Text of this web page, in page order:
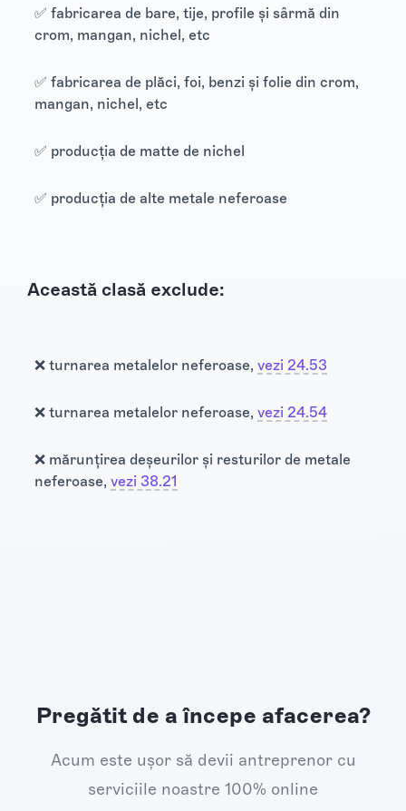
✅ fabricarea de bare, tije, profile și sârmă din
crom, mangan, nichel, etc
✅ fabricarea de plăci, foi, benzi și folie din crom,
mangan, nichel, etc
✅ producția de matte de nichel
✅ producția de alte metale neferoase
Această clasă exclude:
❌ turnarea metalelor neferoase, vezi 24.53
❌ turnarea metalelor neferoase, vezi 24.54
❌ mărunțirea deșeurilor și resturilor de metale
neferoase, vezi 38.21
Pregătit de a începe afacerea?
Acum este ușor să devii antreprenor cu
serviciile noastre 100% online